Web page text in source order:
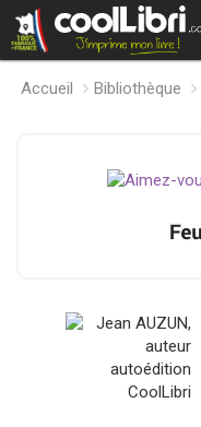
Accueil Bibliothèque